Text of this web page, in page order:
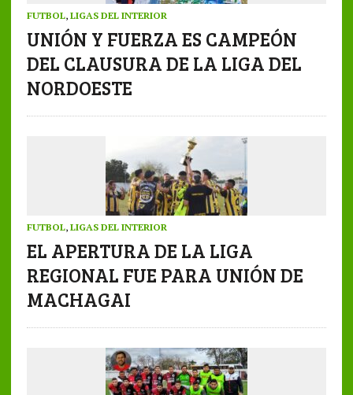
FUTBOL, LIGAS DEL INTERIOR
UNIÓN Y FUERZA ES CAMPEÓN
DEL CLAUSURA DE LA LIGA DEL
NORDOESTE
FUTBOL, LIGAS DEL INTERIOR
EL APERTURA DE LA LIGA
REGIONAL FUE PARA UNIÓN DE
MACHAGAI